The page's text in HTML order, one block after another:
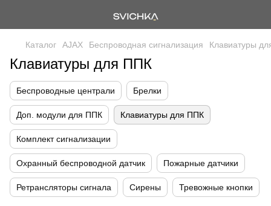
Каталог AJAX Беспроводная сигнализация Клавиатуры
Клавиатуры для ППК
Беспроводные централи Брелки
Доп. модули для ППК Клавиатуры для ППК
Комплект сигнализации
Охранный беспроводной датчик Пожарные датчики
Ретрансляторы сигнала Сирены Тревожные кнопки